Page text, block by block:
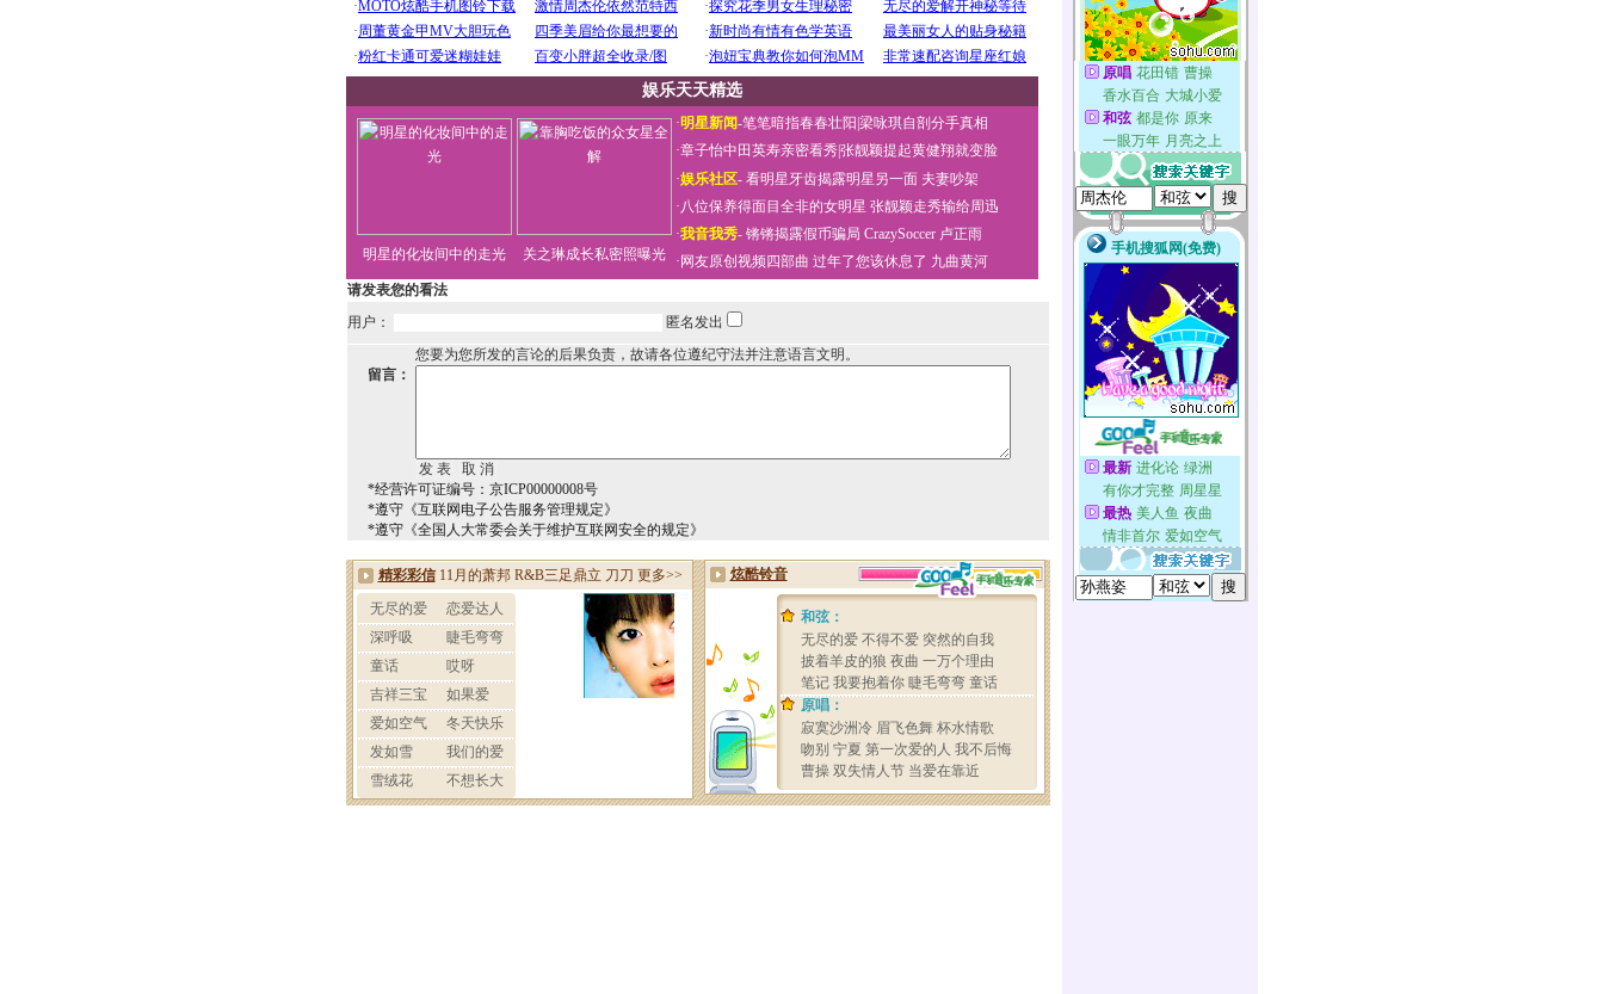
娱乐天天精选
明星的化妆间中的走光 关之琳成长私密照曝光
·明星新闻-笔笔暗指春春壮阳 梁咏琪自剖分手真相
·章子怡中田英寿亲密看秀张靓颖提起黄健翔就变脸
·娱乐社区- 看明星牙齿揭露明星另一面 夫妻吵架
·八位保养得面目全非的女明星 张靓颖走秀输给周迅
·我音我秀- 锵锵揭露假币骗局 CrazySoccer 卢正雨
· 网友原创视频四部曲 过年了您该休息了 九曲黄河
请发表您的看法
用户：
匿名发出
您要为您所发的言论的后果负责，故请各位遵纪守法并注意语言文明。
留言：
*经营许可证编号：京ICP00000008号
*遵守《互联网电子公告服务管理规定》
*遵守《全国人大常委会关于维护互联网安全的规定》